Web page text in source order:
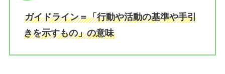
ガイドライン＝「行動や活動の基準や手引
きを示すもの」の意味